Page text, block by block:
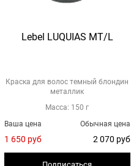
Lebel LUQUIAS MT/L
Краска для волос темный блондин
металлик
Масса: 150 г
Обычная цена
2 070 руб
Ваша цена
1 650 руб